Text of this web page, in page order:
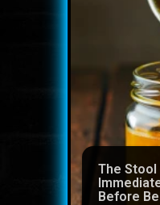
The Stool
Before